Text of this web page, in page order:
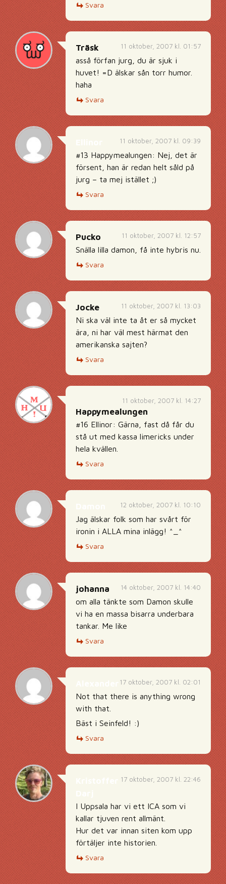
Svara
11 oktober, 2007 kl. 01:57
Träsk
asså förfan jurg, du är sjuk i
huvet! =D älskar sån torr humor.
haha
Svara
11 oktober, 2007 kl. 09:39
#13 Happymealungen: Nej, det är
försent, han är redan helt såld på
jurg – ta mej istället ;)
Svara
11 oktober, 2007 kl. 12:57
Pucko
Snälla lilla damon, få inte hybris nu.
Svara
11 oktober, 2007 kl. 13:03
Jocke
Ni ska väl inte ta åt er så mycket
ära, ni har väl mest härmat den
amerikanska sajten?
Svara
11 oktober, 2007 kl. 14:27
Happymealungen
#16 Ellinor: Gärna, fast då får du
stå ut med kassa limericks under
hela kvällen.
Svara
12 oktober, 2007 kl. 10:10
Jag älskar folk som har svårt för
ironin i ALLA mina inlägg! ^_^
Svara
14 oktober, 2007 kl. 14:40
johanna
om alla tänkte som Damon skulle
vi ha en massa bisarra underbara
tankar. Me like
Svara
17 oktober, 2007 kl. 02:01
Not that there is anything wrong
with that.
Bäst i Seinfeld! :)
Svara
17 oktober, 2007 kl. 22:46
I Uppsala har vi ett ICA som vi
kallar tjuven rent allmänt.
Hur det var innan siten kom upp
förtäljer inte historien.
Svara